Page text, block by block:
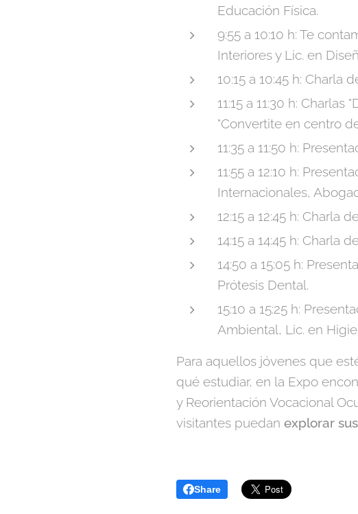
Educación Física.
9:55 a 10:10 h: Te
Interiores y Lic. en
10:15 a 10:45 h: Charla
11:15 a 11:30 h:
"Convertite en centro
11:35 a 11:50 h:
11:55 a 12:10 h:
Internacionales,
12:15 a 12:45 h: Charla
14:15 a 14:45 h: Charla
14:50 a 15:05 h:
Prótesis Dental.
15:10 a 15:25 h:
Ambiental, Lic. en
Para aquellos jóvenes que
qué estudiar, en la Expo
y Reorientación Vocacional
visitantes puedan explorar
Share